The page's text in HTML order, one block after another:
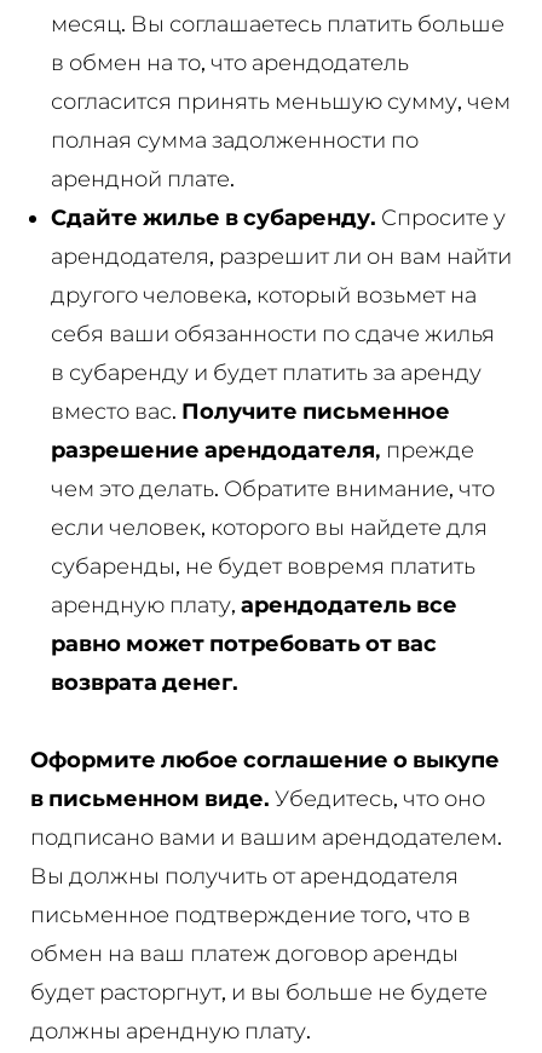
месяц. Вы соглашаетесь платить больше
в обмен на то, что арендодатель
согласится принять меньшую сумму, чем
полная сумма задолженности по
арендной плате.
Сдайте жилье в субаренду. Спросите у
арендодателя, разрешит ли он вам найти
другого человека, который возьмет на
себя ваши обязанности по сдаче жилья
в субаренду и будет платить за аренду
вместо вас. Получите письменное
разрешение арендодателя, прежде
чем это делать. Обратите внимание, что
если человек, которого вы найдете для
субаренды, не будет вовремя платить
арендную плату, арендодатель все
равно может потребовать от вас
возврата денег.
Оформите любое соглашение о выкупе
в письменном виде. Убедитесь, что оно
подписано вами и вашим арендодателем.
Вы должны получить от арендодателя
письменное подтверждение того, что в
обмен на ваш платеж договор аренды
будет расторгнут, и вы больше не будете
должны арендную плату.